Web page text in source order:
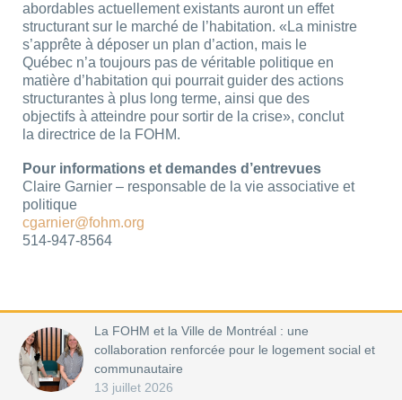
abordables actuellement existants auront un effet
structurant sur le marché de l’habitation. «La ministre
s’apprête à déposer un plan d’action, mais le
Québec n’a toujours pas de véritable politique en
matière d’habitation qui pourrait guider des actions
structurantes à plus long terme, ainsi que des
objectifs à atteindre pour sortir de la crise», conclut
la directrice de la FOHM.
Pour informations et demandes d’entrevues
Claire Garnier – responsable de la vie associative et
politique
cgarnier@fohm.org
514-947-8564
La FOHM et la Ville de Montréal : une
collaboration renforcée pour le logement social et
communautaire
13 juillet 2026